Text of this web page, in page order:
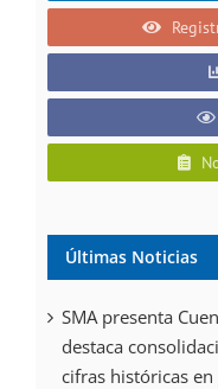
Últimas Noticias
SMA presenta
destaca
cifras históricas